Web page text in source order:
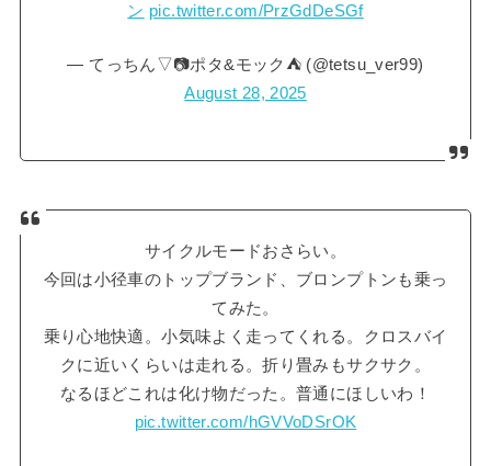
ン pic.twitter.com/PrzGdDeSGf
— てっちん▽📷ポタ&モック⛺ (@tetsu_ver99)
August 28, 2025
サイクルモードおさらい。
今回は小径車のトップブランド、ブロンプトンも乗っ
てみた。
乗り心地快適。小気味よく走ってくれる。クロスバイ
クに近いくらいは走れる。折り畳みもサクサク。
なるほどこれは化け物だった。普通にほしいわ！
pic.twitter.com/hGVVoDSrOK